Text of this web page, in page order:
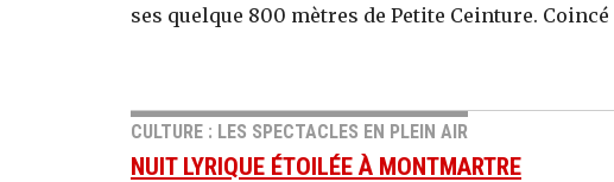
ses quelque 800 mètres de Petite Ceinture.
CULTURE : LES SPECTACLES EN PLEIN AIR
NUIT LYRIQUE ÉTOILÉE À MONTMARTRE